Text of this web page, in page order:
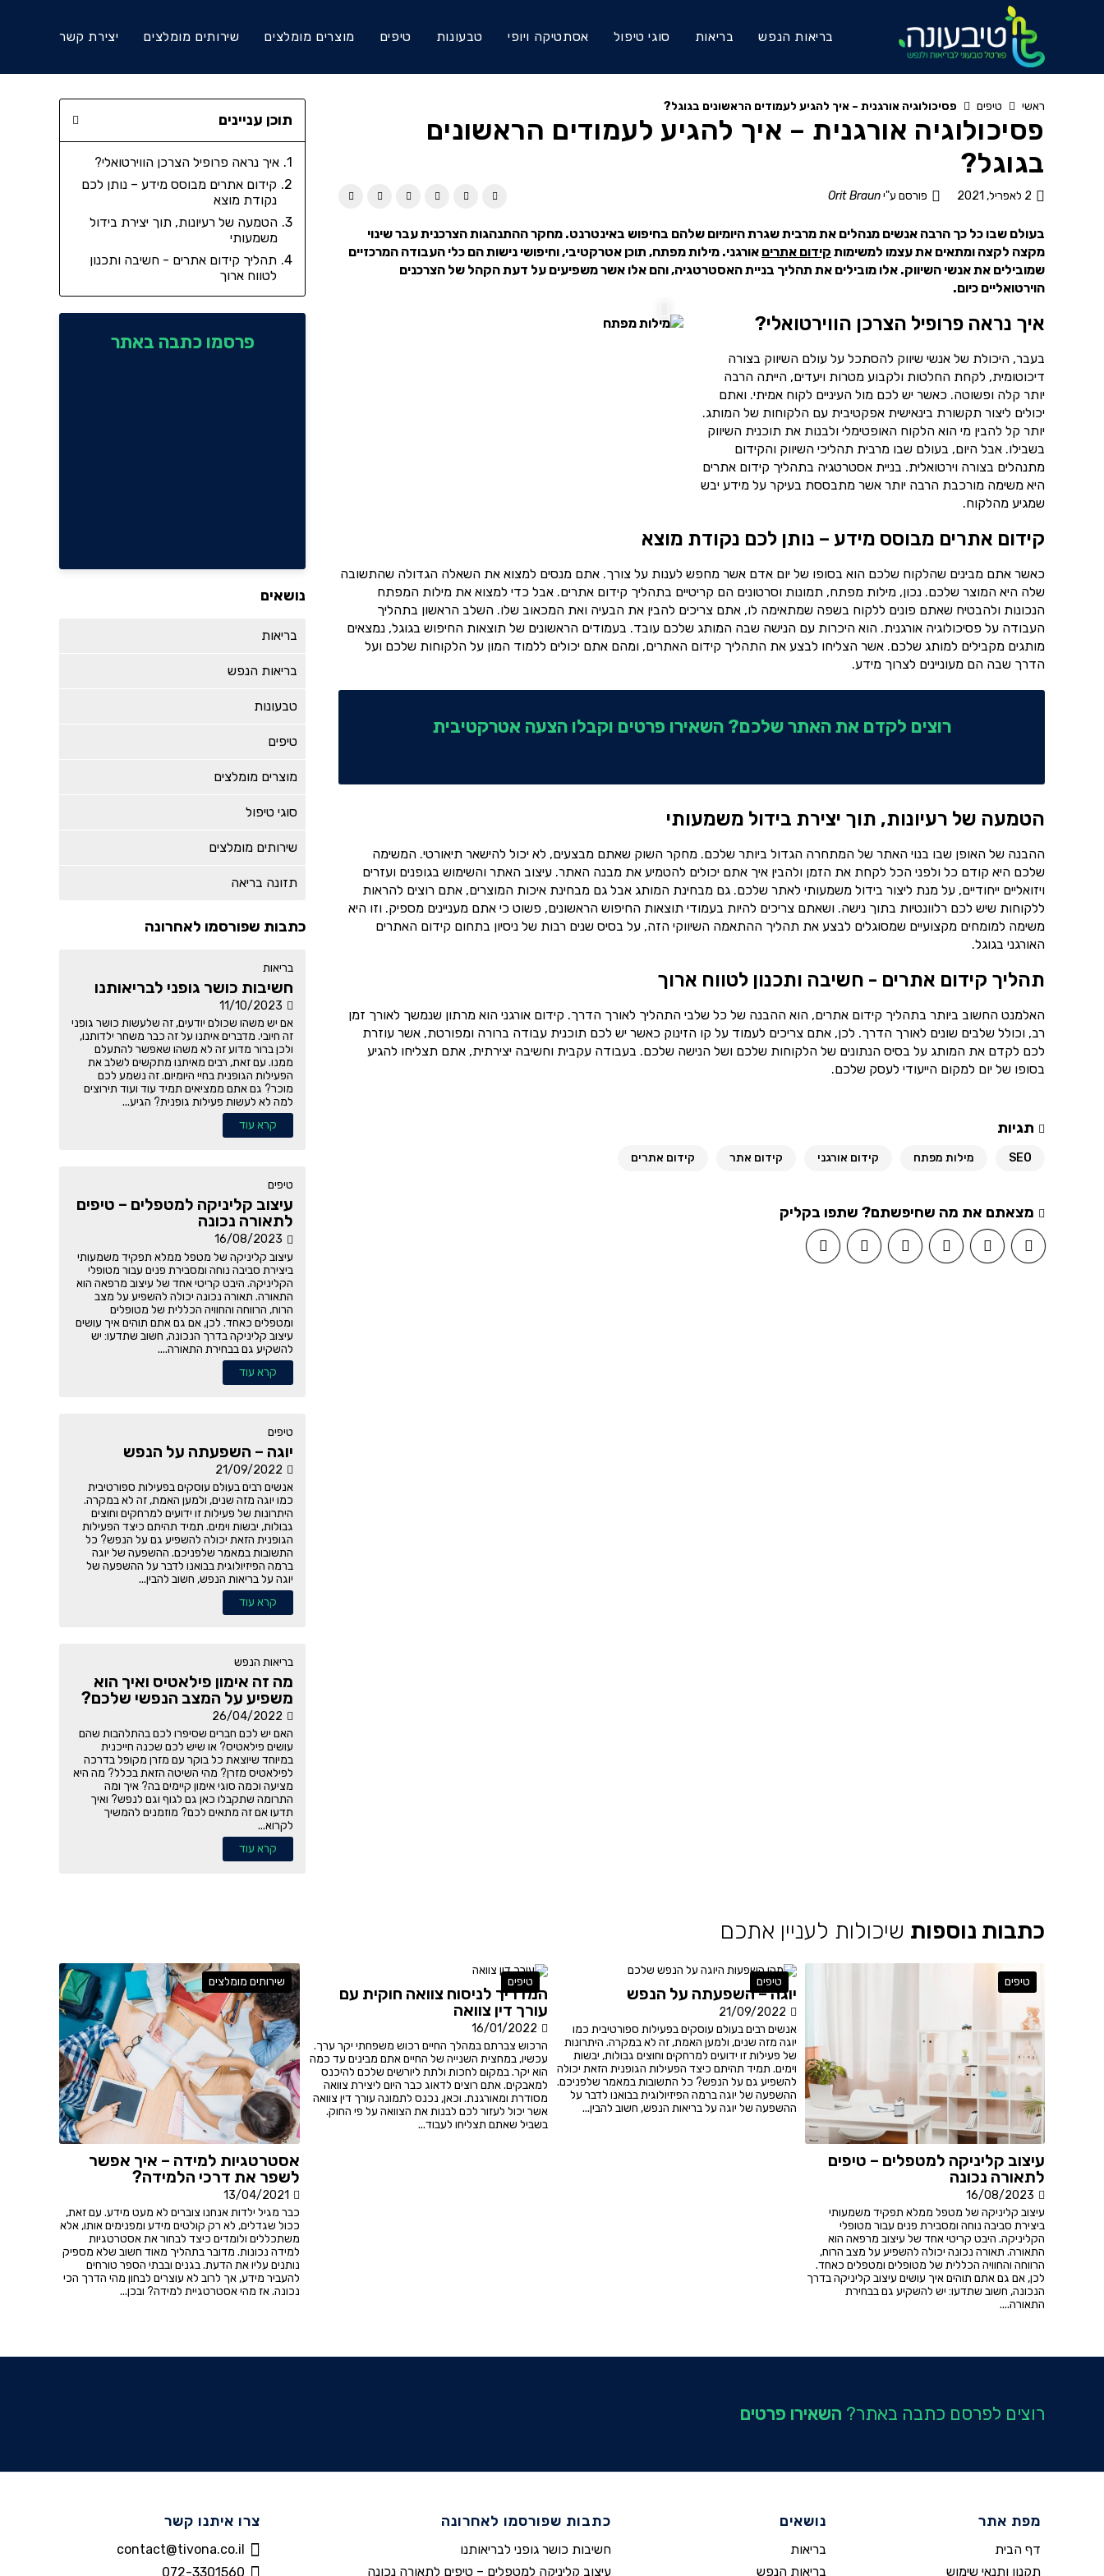
בריאות הנפש בריאות סוגי טיפול אסתטיקה ויופי טבעונות טיפים מוצרים מומלצים שירותים מומלצים יצירת קשר
ראשי טיפים פסיכולוגיה אורגנית – איך להגיע לעמודים הראשונים בגוגל?
פסיכולוגיה אורגנית – איך להגיע לעמודים הראשונים
בגוגל?
2 לאפריל, 2021 פורסם ע"יOrit Braun
בעולם שבו כל כך הרבה אנשים מנהלים את מרבית שגרת היומיום שלהם בחיפוש באינטרנט. מחקר ההתנהגות הצרכנית עבר שינוי
מקצה לקצה ומתאים את עצמו למשימות קידום אתרים אורגני. מילות מפתח, תוכן אטרקטיבי, וחיפושי נישות הם כלי העבודה המרכזיים
שמובילים את אנשי השיווק. אלו מובילים את תהליך בניית האסטרטגיה, והם אלו אשר משפיעים על דעת הקהל של הצרכנים
הוירטואליים כיום.
איך נראה פרופיל הצרכן הווירטואלי?
בעבר, היכולת של אנשי שיווק להסתכל על עולם השיווק בצורה
דיכוטומית, לקחת החלטות ולקבוע מטרות ויעדים, הייתה הרבה
יותר קלה ופשוטה. כאשר יש לכם מול העיניים לקוח אמיתי. ואתם
יכולים ליצור תקשורת בינאישית אפקטיבית עם הלקוחות של המותג.
יותר קל להבין מי הוא הלקוח האופטימלי ולבנות את תוכנית השיווק
בשבילו. אבל היום, בעולם שבו מרבית תהליכי השיווק והקידום
מתנהלים בצורה וירטואלית. בניית אסטרטגיה בתהליך קידום אתרים
היא משימה מורכבת הרבה יותר אשר מתבססת בעיקר על מידע יבש
שמגיע מהלקוח.
קידום אתרים מבוסס מידע – נותן לכם נקודת מוצא
כאשר אתם מבינים שהלקוח שלכם הוא בסופו של יום אדם אשר מחפש לענות על צורך. אתם מנסים למצוא את השאלה הגדולה שהתשובה
שלה היא המוצר שלכם. נכון, מילות מפתח, תמונות וסרטונים הם קריטיים בתהליך קידום אתרים. אבל כדי למצוא את מילות המפתח
הנכונות ולהבטיח שאתם פונים ללקוח בשפה שמתאימה לו, אתם צריכים להבין את הבעיה ואת המכאוב שלו. השלב הראשון בתהליך
העבודה על פסיכולוגיה אורגנית. הוא היכרות עם הנישה שבה המותג שלכם עובד. בעמודים הראשונים של תוצאות החיפוש בגוגל, נמצאים
מותגים מקבילים למותג שלכם. אשר הצליחו לבצע את התהליך קידום האתרים, ומהם אתם יכולים ללמוד המון על הלקוחות שלכם ועל
הדרך שבה הם מעוניינים לצרוך מידע.
רוצים לקדם את האתר שלכם? השאירו פרטים וקבלו הצעה אטרקטיבית
הטמעה של רעיונות, תוך יצירת בידול משמעותי
ההבנה של האופן שבו בנוי האתר של המתחרה הגדול ביותר שלכם. מחקר השוק שאתם מבצעים, לא יכול להישאר תיאורטי. המשימה
שלכם היא קודם כל ולפני הכל לקחת את הזמן ולהבין איך אתם יכולים להטמיע את מבנה האתר. עיצוב האתר והשימוש בגופנים ועזרים
ויזואליים ייחודיים, על מנת ליצור בידול משמעותי לאתר שלכם. גם מבחינת המותג אבל גם מבחינת איכות המוצרים, אתם רוצים להראות
ללקוחות שיש לכם רלוונטיות בתוך נישה. ושאתם צריכים להיות בעמודי תוצאות החיפוש הראשונים, פשוט כי אתם מעניינים מספיק. וזו היא
משימה למומחים מקצועיים שמסוגלים לבצע את תהליך ההתאמה השיווקי הזה, על בסיס שנים רבות של ניסיון בתחום קידום האתרים
האורגני בגוגל.
תהליך קידום אתרים - חשיבה ותכנון לטווח ארוך
האלמנט החשוב ביותר בתהליך קידום אתרים, הוא ההבנה של כל שלבי התהליך לאורך הדרך. קידום אורגני הוא מרתון שנמשך לאורך זמן
רב, וכולל שלבים שונים לאורך הדרך. לכן, אתם צריכים לעמוד על קו הזינוק כאשר יש לכם תוכנית עבודה ברורה ומפורטת, אשר עוזרת
לכם לקדם את המותג על בסיס הנתונים של הלקוחות שלכם ושל הנישה שלכם. בעבודה עקבית וחשיבה יצירתית, אתם תצליחו להגיע
בסופו של יום למקום הייעודי לעסק שלכם.
תגיות
SEO מילות מפתח קידום אורגני קידום אתר קידום אתרים
מצאתם את מה שחיפשתם? שתפו בקליק
תוכן עניינים
איך נראה פרופיל הצרכן הווירטואלי?
קידום אתרים מבוסס מידע – נותן לכם
נקודת מוצא
הטמעה של רעיונות, תוך יצירת בידול
משמעותי
תהליך קידום אתרים - חשיבה ותכנון
לטווח ארוך
פרסמו כתבה באתר
נושאים
בריאות
בריאות הנפש
טבעונות
טיפים
מוצרים מומלצים
סוגי טיפול
שירותים מומלצים
תזונה בריאה
כתבות שפורסמו לאחרונה
בריאות
חשיבות כושר גופני לבריאותנו
11/10/2023
אם יש משהו שכולם יודעים, זה שלעשות כושר גופני
זה חיובי. מדברים איתנו על זה כבר משחר ילדותנו,
ולכן ברור מדוע זה לא משהו שאפשר להתעלם
ממנו. עם זאת, רבים מאיתנו מתקשים לשלב את
הפעילות הגופנית בחיי היומיום. זה נשמע לכם
מוכר? גם אתם ממציאים תמיד עוד ועוד תירוצים
למה לא לעשות פעילות גופנית? הגיע...
קרא עוד
טיפים
עיצוב קליניקה למטפלים – טיפים
לתאורה נכונה
16/08/2023
עיצוב קליניקה של מטפל ממלא תפקיד משמעותי
ביצירת סביבה נוחה ומסבירת פנים עבור מטופלי
הקליניקה. היבט קריטי אחד של עיצוב מרפאה הוא
התאורה. תאורה נכונה יכולה להשפיע על מצב
הרוח, הרווחה והחוויה הכללית של מטופלים
ומטפלים כאחד. לכן, אם גם אתם תוהים איך עושים
עיצוב קליניקה בדרך הנכונה, חשוב שתדעו: יש
להשקיע גם בבחירת התאורה....
קרא עוד
טיפים
יוגה – השפעתה על הנפש
21/09/2022
אנשים רבים בעולם עוסקים בפעילות ספורטיבית
כמו יוגה מזה שנים, ולמען האמת, זה לא במקרה.
היתרונות של פעילות זו ידועים למרחקים וחוצים
גבולות, יבשות וימים. תמיד תהיתם כיצד הפעילות
הגופנית הזאת יכולה להשפיע גם על הנפש? כל
התשובות במאמר שלפניכם. ההשפעה של יוגה
ברמה הפיזיולוגית בבואנו לדבר על ההשפעה של
יוגה על בריאות הנפש, חשוב להבין...
קרא עוד
בריאות הנפש
מה זה אימון פילאטיס ואיך הוא
משפיע על המצב הנפשי שלכם?
26/04/2022
האם יש לכם חברים שסיפרו לכם בהתלהבות שהם
עושים פילאטיס? או שיש לכם שכנה חייכנית
במיוחד שיוצאת כל בוקר עם מזרן מקופל בדרכה
לפילאטיס מזרן? מהי השיטה הזאת בכלל? מה היא
מציעה וכמה סוגי אימון קיימים בה? איך ומה
התרומה שתקבלו כאן גם לגוף וגם לנפש? ואיך
תדעו אם זה מתאים לכם? מוזמנים להמשיך
לקרוא...
קרא עוד
כתבות נוספות שיכולות לעניין אתכם
טיפים
עיצוב קליניקה למטפלים – טיפים
לתאורה נכונה
16/08/2023
עיצוב קליניקה של מטפל ממלא תפקיד משמעותי
ביצירת סביבה נוחה ומסבירת פנים עבור מטופלי
הקליניקה. היבט קריטי אחד של עיצוב מרפאה הוא
התאורה. תאורה נכונה יכולה להשפיע על מצב הרוח,
הרווחה והחוויה הכללית של מטופלים ומטפלים כאחד.
לכן, אם גם אתם תוהים איך עושים עיצוב קליניקה בדרך
הנכונה, חשוב שתדעו: יש להשקיע גם בבחירת
התאורה....
טיפים
יוגה – השפעתה על הנפש
21/09/2022
אנשים רבים בעולם עוסקים בפעילות ספורטיבית כמו
יוגה מזה שנים, ולמען האמת, זה לא במקרה. היתרונות
של פעילות זו ידועים למרחקים וחוצים גבולות, יבשות
וימים. תמיד תהיתם כיצד הפעילות הגופנית הזאת יכולה
להשפיע גם על הנפש? כל התשובות במאמר שלפניכם.
ההשפעה של יוגה ברמה הפיזיולוגית בבואנו לדבר על
ההשפעה של יוגה על בריאות הנפש, חשוב להבין...
טיפים
המדריך לניסוח צוואה חוקית עם
עורך דין צוואה
16/01/2022
הרכוש צברתם במהלך החיים רכוש משפחתי יקר ערך.
עכשיו, במחצית השנייה של החיים אתם מבינים עד כמה
הוא יקר. במקום לחכות ולתת ליורשים שלכם להיכנס
למאבקים. אתם רוצים לדאוג כבר היום ליצירת צוואה
מסודרת ומאורגנת. וכאן, נכנס לתמונה עורך דין צוואה
אשר יכול לעזור לכם לבנות את הצוואה על פי החוק.
בשביל שאתם תצליחו לעבוד...
שירותים מומלצים
אסטרטגיות למידה – איך אפשר
לשפר את דרכי הלמידה?
13/04/2021
כבר מגיל ילדות אנחנו צוברים לא מעט מידע. עם זאת,
ככול שגדלים, לא רק קולטים מידע ומפנימים אותו, אלא
משתכללים ולומדים כיצד לבחור את אסטרטגיות
למידה נכונות. מדובר בתהליך מאוד חשוב שלא מספיק
נותנים עליו את הדעת. בגנים ובבתי הספר טורחים
להעביר מידע, אך לרוב לא עוצרים לבחון מהי הדרך הכי
נכונה. אז מהי אסטרטגיית למידה? ובכן...
רוצים לפרסם כתבה באתר? השאירו פרטים
מפת אתר
דף הבית
תקנון ותנאי שימוש
נושאים
בריאות
בריאות הנפש
כתבות שפורסמו לאחרונה
חשיבות כושר גופני לבריאותנו
עיצוב קליניקה למטפלים – טיפים לתאורה נכונה
צרו איתנו קשר
contact@tivona.co.il
072-3301560